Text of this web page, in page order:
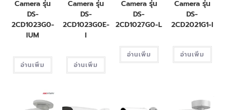
Camera รุ่น
DS-
2CD1023G0-
IUM
อ่านเพิ่ม
Camera รุ่น
DS-
2CD1023G0E-
I
อ่านเพิ่ม
Camera รุ่น
DS-
2CD1027G0-L
อ่านเพิ่ม
Camera รุ่น
DS-
2CD2021G1-I
อ่านเพิ่ม